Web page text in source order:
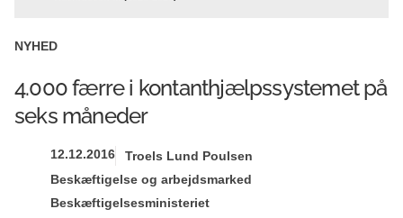
NYHED
4.000 færre i kontanthjælpssystemet på
seks måneder
12.12.2016
Troels Lund Poulsen
Beskæftigelse og arbejdsmarked
Beskæftigelsesministeriet